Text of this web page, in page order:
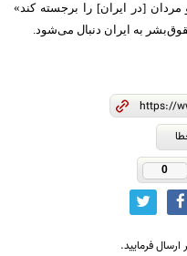
مردان [در ایران] را برجسته کند»
به ایران دنبال می‌شود.
0
فرمایید.